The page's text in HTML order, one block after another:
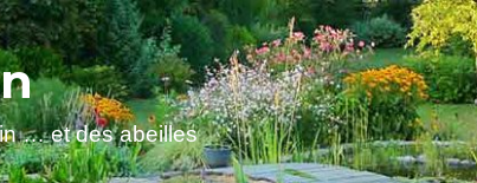
… et des abeilles